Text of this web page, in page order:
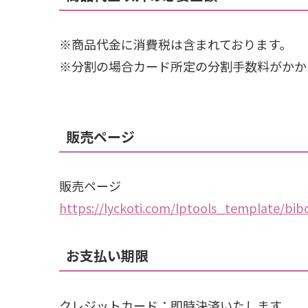
※商品代金に消費税は含まれております。
※分割の場合カード所定の分割手数料がか
販売ページ
販売ページ
https://lyckoti.com/lptools_template/
お支払い期限